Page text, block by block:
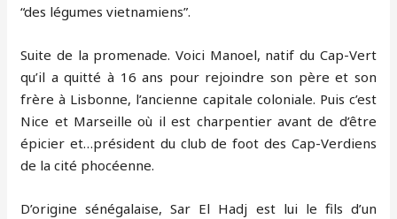
“des légumes vietnamiens”.
Suite de la promenade. Voici Manoel, natif du Cap-Vert
qu’il a quitté à 16 ans pour rejoindre son père et son
frère à Lisbonne, l’ancienne capitale coloniale. Puis c’est
Nice et Marseille où il est charpentier avant de d’être
épicier et…président du club de foot des Cap-Verdiens
de la cité phocéenne.
D’origine sénégalaise, Sar El Hadj est lui le fils d’un